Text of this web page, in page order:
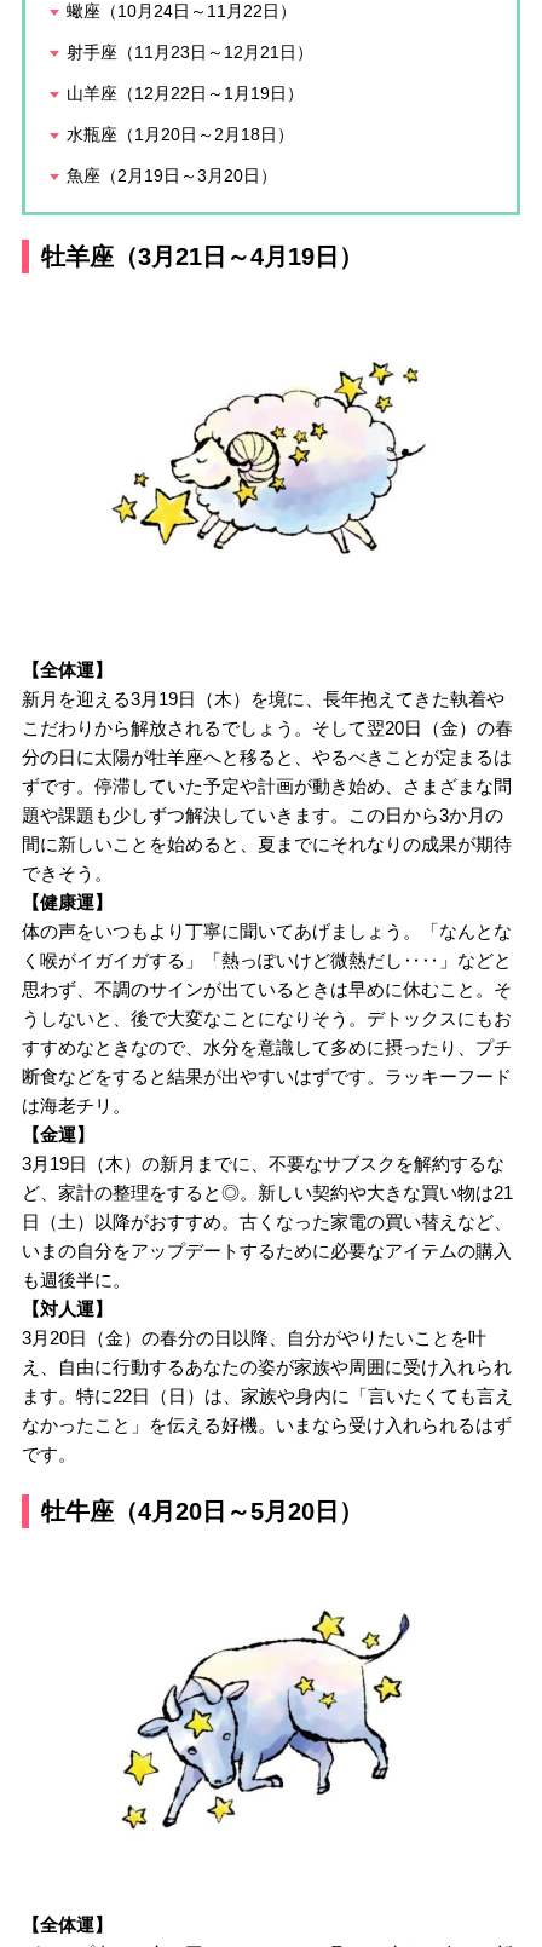
蠍座（10月24日～11月22日）
射手座（11月23日～12月21日）
山羊座（12月22日～1月19日）
水瓶座（1月20日～2月18日）
魚座（2月19日～3月20日）
牡羊座（3月21日～4月19日）
【全体運】
新月を迎える3月19日（木）を境に、長年抱えてきた執着や
こだわりから解放されるでしょう。そして翌20日（金）の春
分の日に太陽が牡羊座へと移ると、やるべきことが定まるは
ずです。停滞していた予定や計画が動き始め、さまざまな問
題や課題も少しずつ解決していきます。この日から3か月の
間に新しいことを始めると、夏までにそれなりの成果が期待
できそう。
【健康運】
体の声をいつもより丁寧に聞いてあげましょう。「なんとな
く喉がイガイガする」「熱っぽいけど微熱だし‥‥」などと
思わず、不調のサインが出ているときは早めに休むこと。そ
うしないと、後で大変なことになりそう。デトックスにもお
すすめなときなので、水分を意識して多めに摂ったり、プチ
断食などをすると結果が出やすいはずです。ラッキーフード
は海老チリ。
【金運】
3月19日（木）の新月までに、不要なサブスクを解約するな
ど、家計の整理をすると◎。新しい契約や大きな買い物は21
日（土）以降がおすすめ。古くなった家電の買い替えなど、
いまの自分をアップデートするために必要なアイテムの購入
も週後半に。
【対人運】
3月20日（金）の春分の日以降、自分がやりたいことを叶
え、自由に行動するあなたの姿が家族や周囲に受け入れられ
ます。特に22日（日）は、家族や身内に「言いたくても言え
なかったこと」を伝える好機。いまなら受け入れられるはず
です。
牡牛座（4月20日～5月20日）
【全体運】